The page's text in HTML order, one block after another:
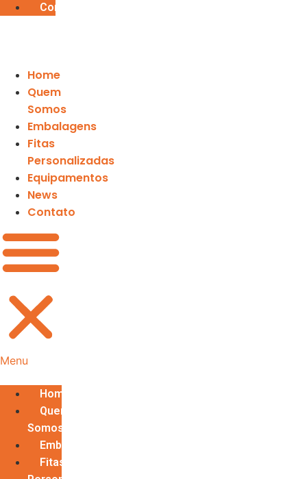
Contato
Home
Quem
Somos
Embalagens
Fitas
Personalizadas
Equipamentos
News
Contato
Menu
Home
Quem
Somos
Embalagens
Fitas